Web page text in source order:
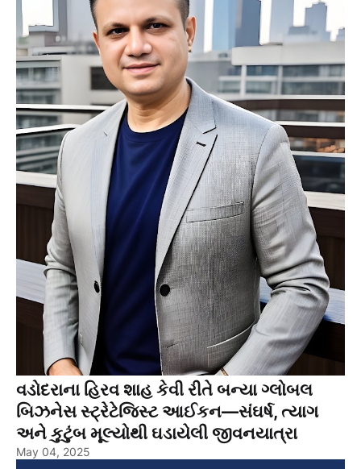
વડોદરાના હિરવ શાહ કેવી રીતે બન્યા ગ્લોબલ
બિઝનેસ સ્ટ્રેટેજિસ્ટ આઈકન—સંઘર્ષ, ત્યાગ
અને કુટુંબ મૂલ્યોથી ઘડાયેલી જીવનયાત્રા
May 04, 2025